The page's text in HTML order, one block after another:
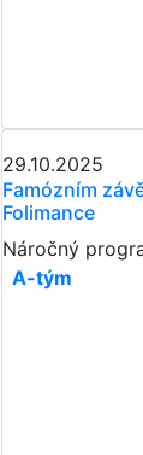
29.10.2025
Famózním
Folimance
Náročný
A-tým